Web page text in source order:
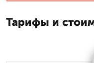
Тарифы и